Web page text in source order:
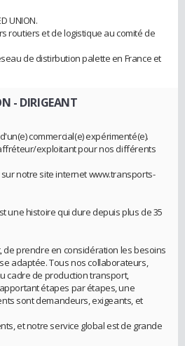
UNION.
routiers et de logistique au comité de
de distirbution palette en France et
- DIRIGEANT
commercial(e) expérimenté(e).
exploitant pour nos différents
notre site internet www.transports-
une histoire qui dure depuis plus de 35
de prendre en considération les besoins
adaptée. Tous nos collaborateurs,
cadre de production transport,
étapes par étapes, une
sont demandeurs, exigeants, et
et notre service global est de grande